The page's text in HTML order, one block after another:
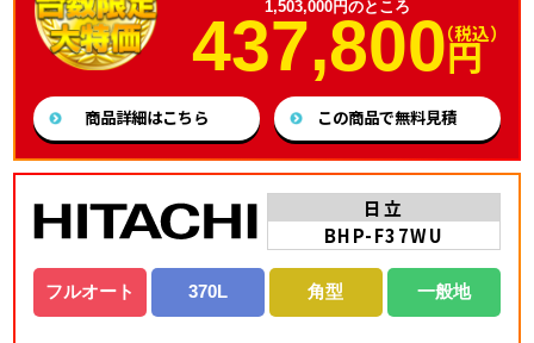
1,503,000円のところ
437,800円
（税込）
商品詳細はこちら この商品で無料見積
日立
BHP-F37WU
フルオート 370L 角型 一般地